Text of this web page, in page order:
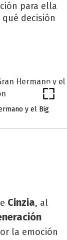
para ella
decisión
y el Big
Cinzia, al
la emoción